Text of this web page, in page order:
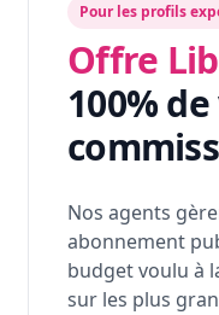
Pour les profils
Offre
100%
Nos agents
abonnement
budget voulu à
sur les plus